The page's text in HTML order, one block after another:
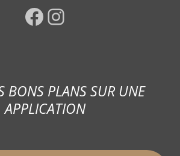
Facebook Instagram
BONS PLANS SUR UNE
APPLICATION